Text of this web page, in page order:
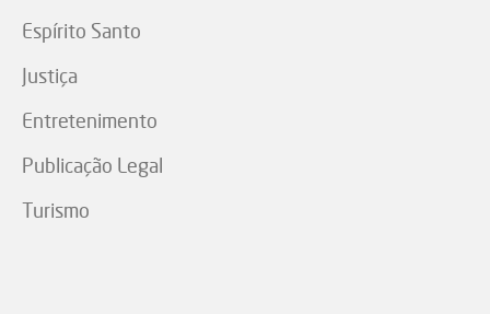
Espírito Santo
Justiça
Entretenimento
Publicação Legal
Turismo